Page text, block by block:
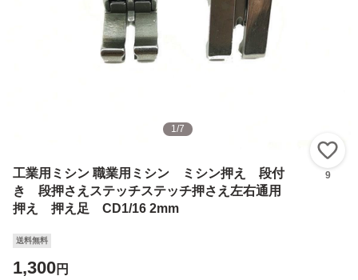
1/7
工業用ミシン 職業用ミシン ミシン押え 段付
き 段押さえステッチステッチ押さえ左右通用
押え 押え足 CD1/16 2mm
9
送料無料
1,300円